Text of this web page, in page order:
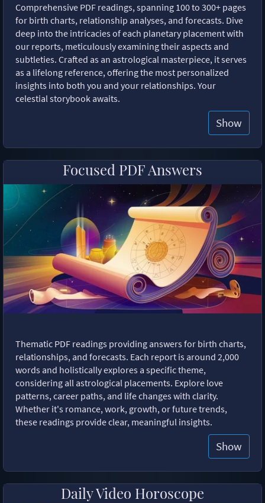
Comprehensive PDF readings, spanning 100 to 300+ pages
for birth charts, relationship analyses, and forecasts. Dive
deep into the intricacies of each planetary placement with
our reports, meticulously examining their aspects and
subtleties. Crafted as an astrological masterpiece, it serves
as a lifelong reference, offering the most personalized
insights into both you and your relationships. Your
celestial storybook awaits.
Show
Focused PDF Answers
Thematic PDF readings providing answers for birth charts,
relationships, and forecasts. Each report is around 2,000
words and holistically explores a specific theme,
considering all astrological placements. Explore love
patterns, career paths, and life changes with clarity.
Whether it's romance, work, growth, or future trends,
these readings provide clear, meaningful insights.
Show
Daily Video Horoscope